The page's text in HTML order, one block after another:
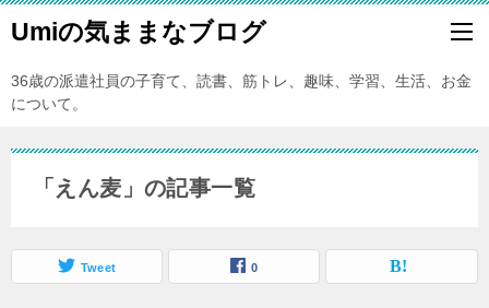
Umiの気ままなブログ
36歳の派遣社員の子育て、読書、筋トレ、趣味、学習、生活、お金
について。
「えん麦」の記事一覧
Tweet 0